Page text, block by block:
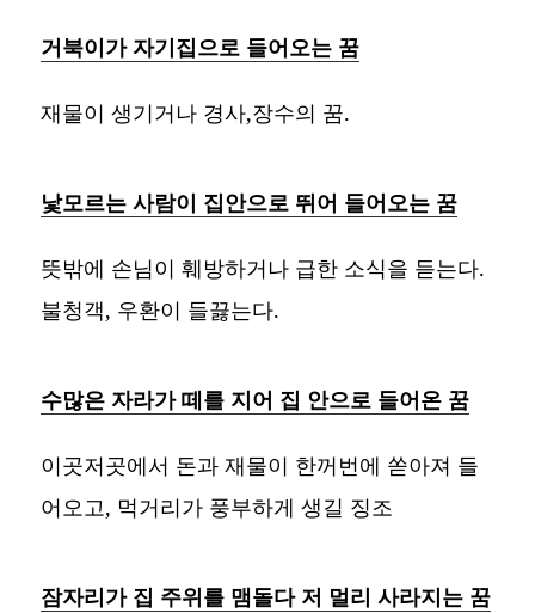
거북이가 자기집으로 들어오는 꿈
재물이 생기거나 경사,장수의 꿈.
낯모르는 사람이 집안으로 뛰어 들어오는 꿈
뜻밖에 손님이 훼방하거나 급한 소식을 듣는다.
불청객, 우환이 들끓는다.
수많은 자라가 떼를 지어 집 안으로 들어온 꿈
이곳저곳에서 돈과 재물이 한꺼번에 쏟아져 들
어오고, 먹거리가 풍부하게 생길 징조
잠자리가 집 주위를 맴돌다 저 멀리 사라지는 꿈